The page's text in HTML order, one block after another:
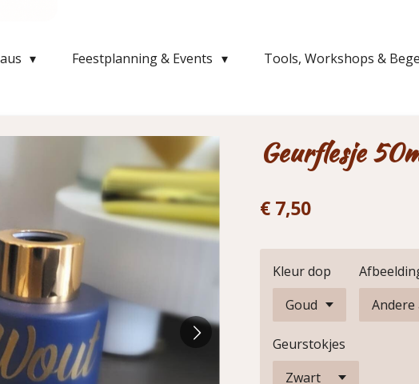
Feestplanning & Events Tools, Workshops &
Geurflesje
€ 7,50
Kleur dop
Geurstokjes